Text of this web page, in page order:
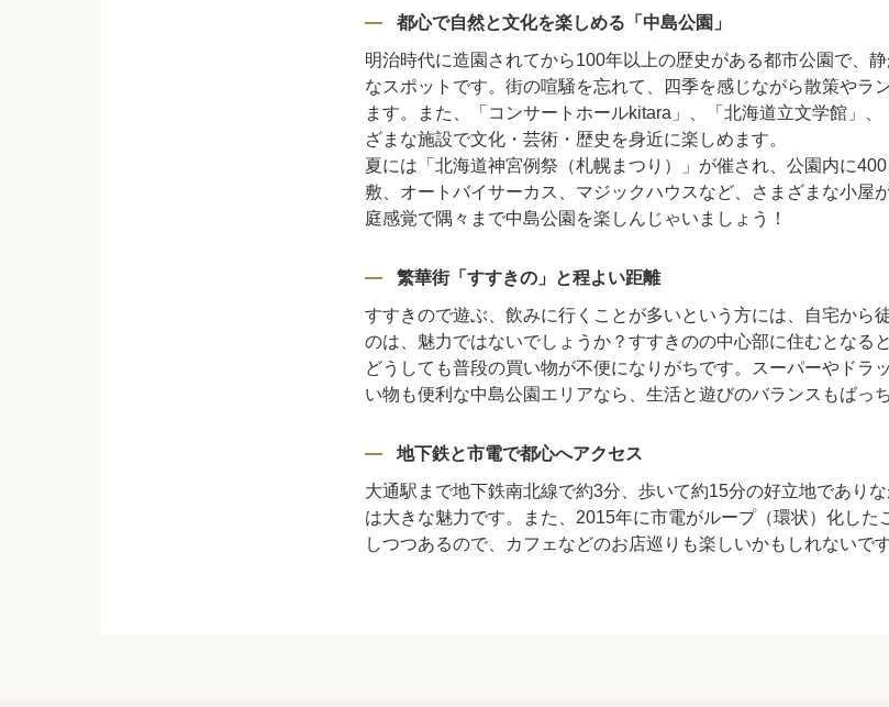
都心で自然と文化を楽しめる「中島公園」
明治時代に造園されてから100年以上の歴史がある都市公園で、
なスポットです。街の喧騒を忘れて、四季を感じながら散策やラ
ます。また、「コンサートホールkitara」、「北海道立文学館」、
ざまな施設で文化・芸術・歴史を身近に楽しめます。
夏には「北海道神宮例祭（札幌まつり）」が催され、公園内に
敷、オートバイサーカス、マジックハウスなど、さまざまな小屋
庭感覚で隅々まで中島公園を楽しんじゃいましょう！
繁華街「すすきの」と程よい距離
すすきので遊ぶ、飲みに行くことが多いという方には、自宅から
のは、魅力ではないでしょうか？すすきのの中心部に住むとなる
どうしても普段の買い物が不便になりがちです。スーパーやドラ
い物も便利な中島公園エリアなら、生活と遊びのバランスもばっ
地下鉄と市電で都心へアクセス
大通駅まで地下鉄南北線で約3分、歩いて約15分の好立地であり
は大きな魅力です。また、2015年に市電がループ（環状）化した
しつつあるので、カフェなどのお店巡りも楽しいかもしれないです